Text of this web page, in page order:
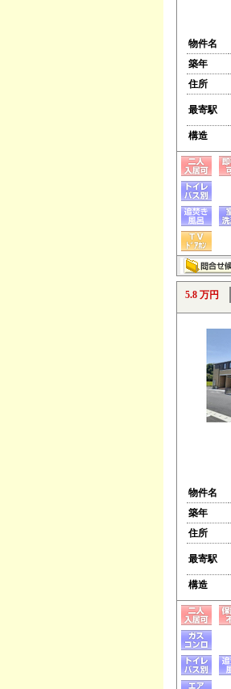
物件名
築年
住所
最寄駅
構造
5.8 万円
物件名
築年
住所
最寄駅
構造